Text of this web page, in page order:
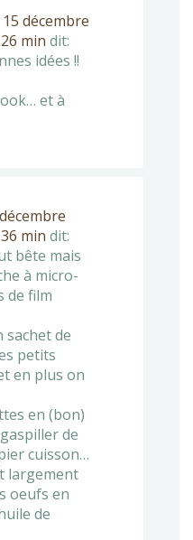
15 décembre
min dit:
idées !!
et à
min dit:
bête mais
à micro-
de film
sachet de
petits
en plus on
en (bon)
de
cuisson…
largement
oeufs en
de